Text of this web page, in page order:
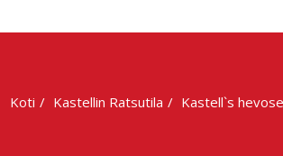
Koti Kastellin Ratsutila Kastell`s